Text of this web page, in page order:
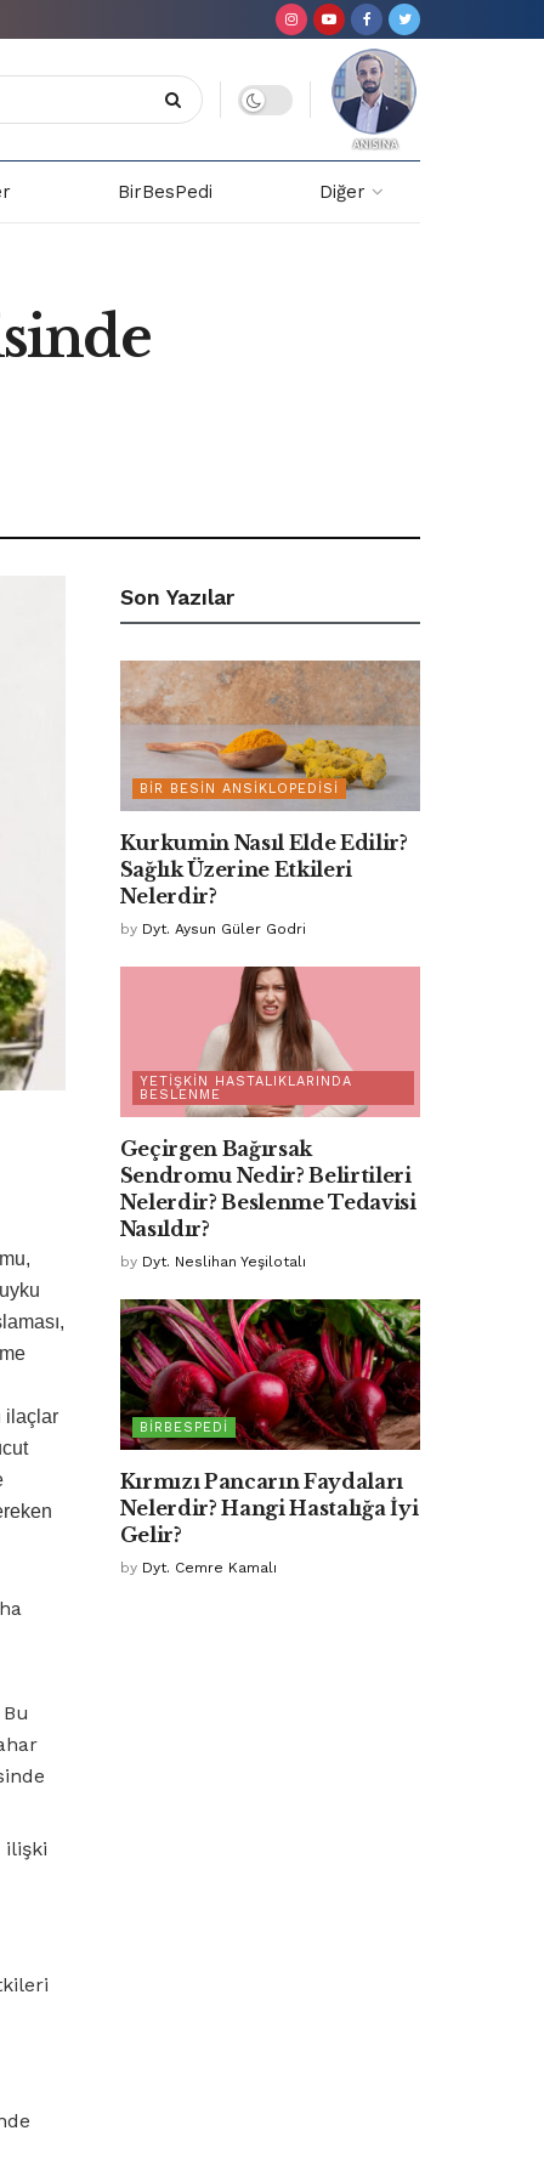
BirBesPedi Diğer
ilaçlar
ilişki
Son Yazılar
BIR BESIN ANSIKLOPEDISI
Kurkumin Nasıl Elde Edilir?
Sağlık Üzerine Etkileri
Nelerdir?
by Dyt. Aysun Güler Godri
YETIŞKIN HASTALIKLARINDA
BESLENME
Geçirgen Bağırsak
Sendromu Nedir? Belirtileri
Nelerdir? Beslenme Tedavisi
Nasıldır?
by Dyt. Neslihan Yeşilotalı
BIRBESPEDI
Kırmızı Pancarın Faydaları
Nelerdir? Hangi Hastalığa İyi
Gelir?
by Dyt. Cemre Kamalı